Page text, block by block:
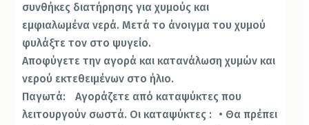
συνθήκες διατήρησης για χυμούς και
εμφιαλωμένα νερά. Μετά το άνοιγμα του χυμού
φυλάξτε τον στο ψυγείο.
Αποφύγετε την αγορά και κατανάλωση χυμών και
νερού εκτεθειμένων στο ήλιο.
Παγωτά: Αγοράζετε από καταψύκτες που
λειτουργούν σωστά. Οι καταψύκτες : • Θα πρέπει